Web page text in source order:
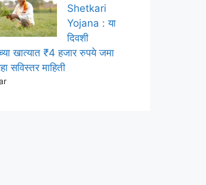
Shetkari
Yojana : या
दिवशी
खात्यात ₹4 हजार रुपये जमा
सविस्तर माहिती